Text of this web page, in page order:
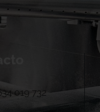
019 732